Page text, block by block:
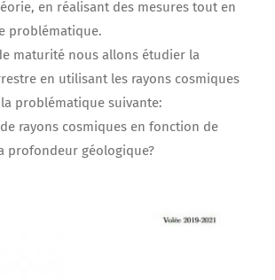
en réalisant des mesures tout en
problématique.
maturité nous allons étudier la
en utilisant les rayons cosmiques
problématique suivante:
rayons cosmiques en fonction de
profondeur géologique?